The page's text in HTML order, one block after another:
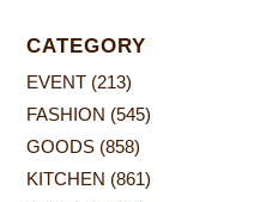
CATEGORY
EVENT (213)
FASHION (545)
GOODS (858)
KITCHEN (861)